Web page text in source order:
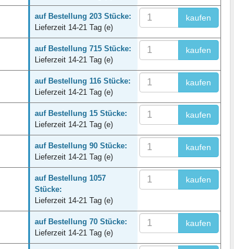
auf Bestellung 203 Stücke:
Lieferzeit 14-21 Tag (e)
kaufen
auf Bestellung 715 Stücke:
Lieferzeit 14-21 Tag (e)
kaufen
auf Bestellung 116 Stücke:
Lieferzeit 14-21 Tag (e)
kaufen
auf Bestellung 15 Stücke:
Lieferzeit 14-21 Tag (e)
kaufen
auf Bestellung 90 Stücke:
Lieferzeit 14-21 Tag (e)
kaufen
auf Bestellung 1057
Stücke:
Lieferzeit 14-21 Tag (e)
kaufen
auf Bestellung 70 Stücke:
Lieferzeit 14-21 Tag (e)
kaufen